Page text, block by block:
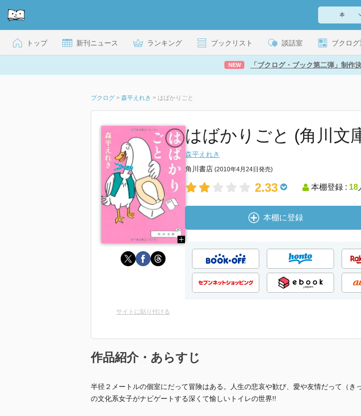
トップ 新刊ニュース ランキング ブックリスト 談話室 ブクロ
NEW 「ブクログ・ブック第二弾」制作
ブクログ > 森平えれき > はばかりごと
はばかりごと (角川文
森平えれき
角川書店 (2010年4月24日発売)
2.33 本棚登録 : 18
本棚に登録
サイトに貼り付ける
作品紹介・あらすじ
半径２メートルの個室にだって冒険はある。人生の悲哀や歓び、愛や友情だって（
の文化系女子がナビゲートする深くて愉しいトイレの世界!!